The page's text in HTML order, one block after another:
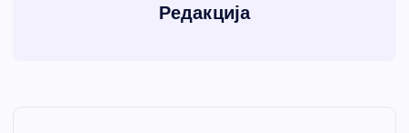
Редакција